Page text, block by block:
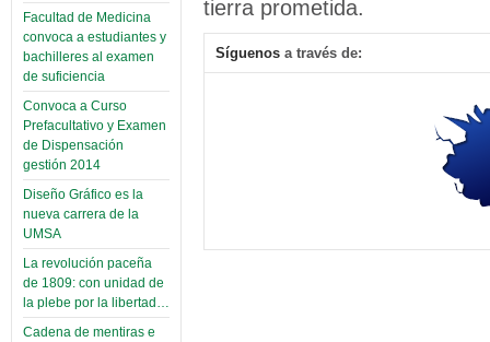
Facultad de Medicina
convoca a estudiantes y
bachilleres al examen
de suficiencia
Convoca a Curso
Prefacultativo y Examen
de Dispensación
gestión 2014
Diseño Gráfico es la
nueva carrera de la
UMSA
La revolución paceña
de 1809: con unidad de
la plebe por la libertad…
Cadena de mentiras e
tierra prometida.
Síguenos a través de: